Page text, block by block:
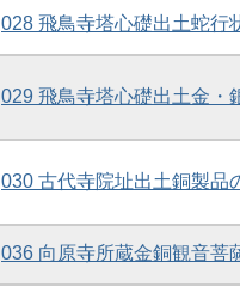
028 飛鳥寺塔心礎出土蛇行
029 飛鳥寺塔心礎出土金・
030 古代寺院址出土銅製品
036 向原寺所蔵金銅観音菩